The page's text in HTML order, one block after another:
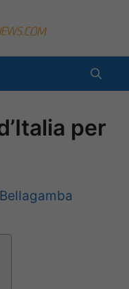
per